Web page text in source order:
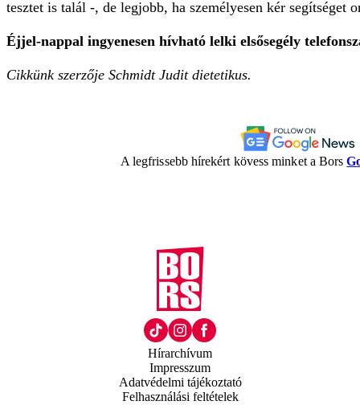
tesztet is talál -, de legjobb, ha személyesen kér segítséget
Éjjel-nappal ingyenesen hívható lelki elsősegély
Cikkünk szerzője Schmidt Judit dietetikus.
A legfrissebb hírekért kövess minket a Bors
Hírarchívum
Impresszum
Adatvédelmi tájékoztató
Felhasználási feltételek